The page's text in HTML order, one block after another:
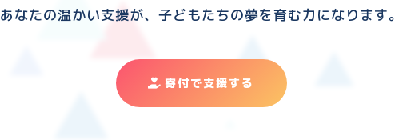
あなたの温かい支援が、子どもたちの夢を育む力になります。
寄付で支援する